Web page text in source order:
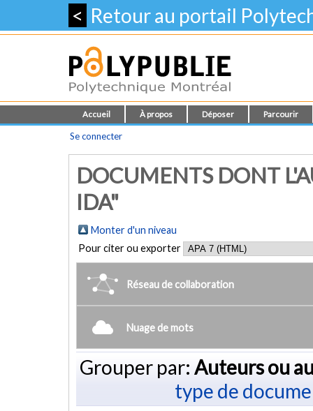
< Retour au portail
Accueil À propos Déposer Parcourir
Se connecter
DOCUMENTS DONT
IDA"
Monter d'un niveau
Pour citer ou exporter
Réseau de collaboration
Nuage de mots
Grouper par: Auteurs ou
type de